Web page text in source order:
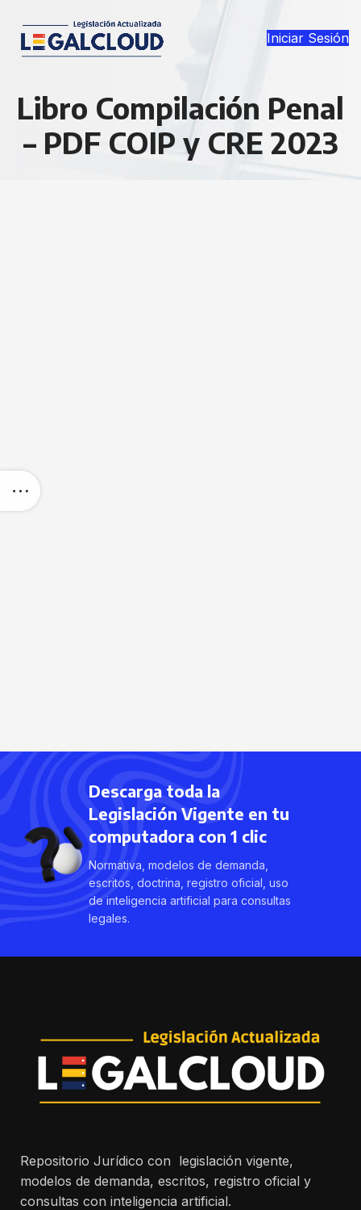
Iniciar Sesión
Libro Compilación Penal
– PDF COIP y CRE 2023
Descarga toda la
Legislación Vigente en tu
computadora con 1 clic
Normativa, modelos de demanda,
escritos, doctrina, registro oficial, uso
de inteligencia artificial para consultas
legales.
Repositorio Jurídico con legislación vigente,
modelos de demanda, escritos, registro oficial y
consultas con inteligencia artificial.